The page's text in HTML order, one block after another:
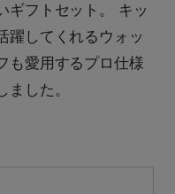
ギフトセット。 キッ
躍してくれるウォッ
も愛用するプロ仕様
した。